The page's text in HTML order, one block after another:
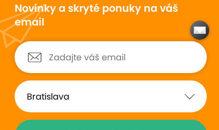
Novinky a skryté ponuky na váš
email